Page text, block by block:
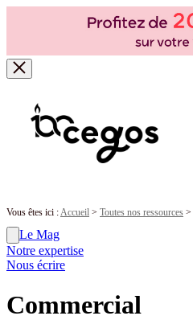
Vous êtes ici :Accueil > Toutes nos ressources >
Le Mag
Notre expertise
Nous écrire
Commercial